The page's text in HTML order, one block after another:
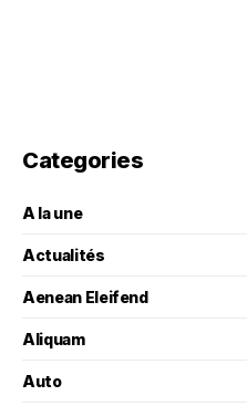
Categories
A la une
Actualités
Aenean Eleifend
Aliquam
Auto